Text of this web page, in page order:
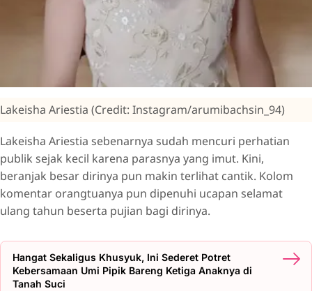
Lakeisha Ariestia (Credit: Instagram/arumibachsin_94)
Lakeisha Ariestia sebenarnya sudah mencuri perhatian
publik sejak kecil karena parasnya yang imut. Kini,
beranjak besar dirinya pun makin terlihat cantik. Kolom
komentar orangtuanya pun dipenuhi ucapan selamat
ulang tahun beserta pujian bagi dirinya.
Hangat Sekaligus Khusyuk, Ini Sederet Potret
Kebersamaan Umi Pipik Bareng Ketiga Anaknya di
Tanah Suci